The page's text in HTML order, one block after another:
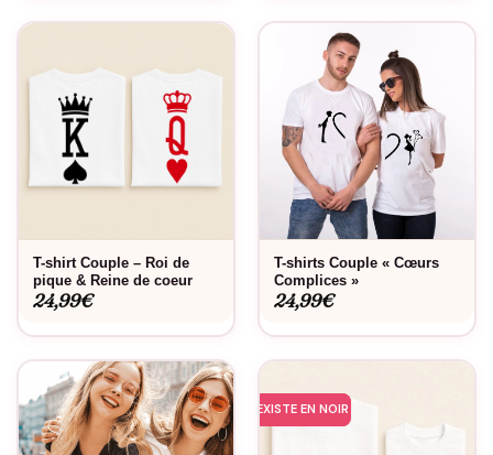
T-shirt Couple – Roi de
pique & Reine de coeur
24,99€
T-shirts Couple « Cœurs
Complices »
24,99€
EXISTE EN NOIR